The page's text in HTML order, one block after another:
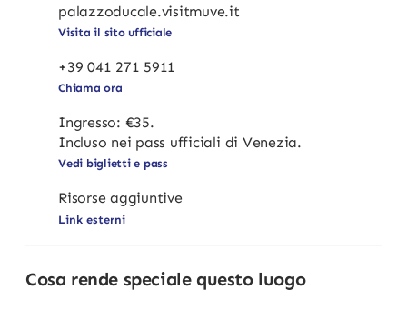
palazzoducale.visitmuve.it
Visita il sito ufficiale
+39 041 271 5911
Chiama ora
Ingresso: €35.
Incluso nei pass ufficiali di Venezia.
Vedi biglietti e pass
Risorse aggiuntive
Link esterni
Cosa rende speciale questo luogo